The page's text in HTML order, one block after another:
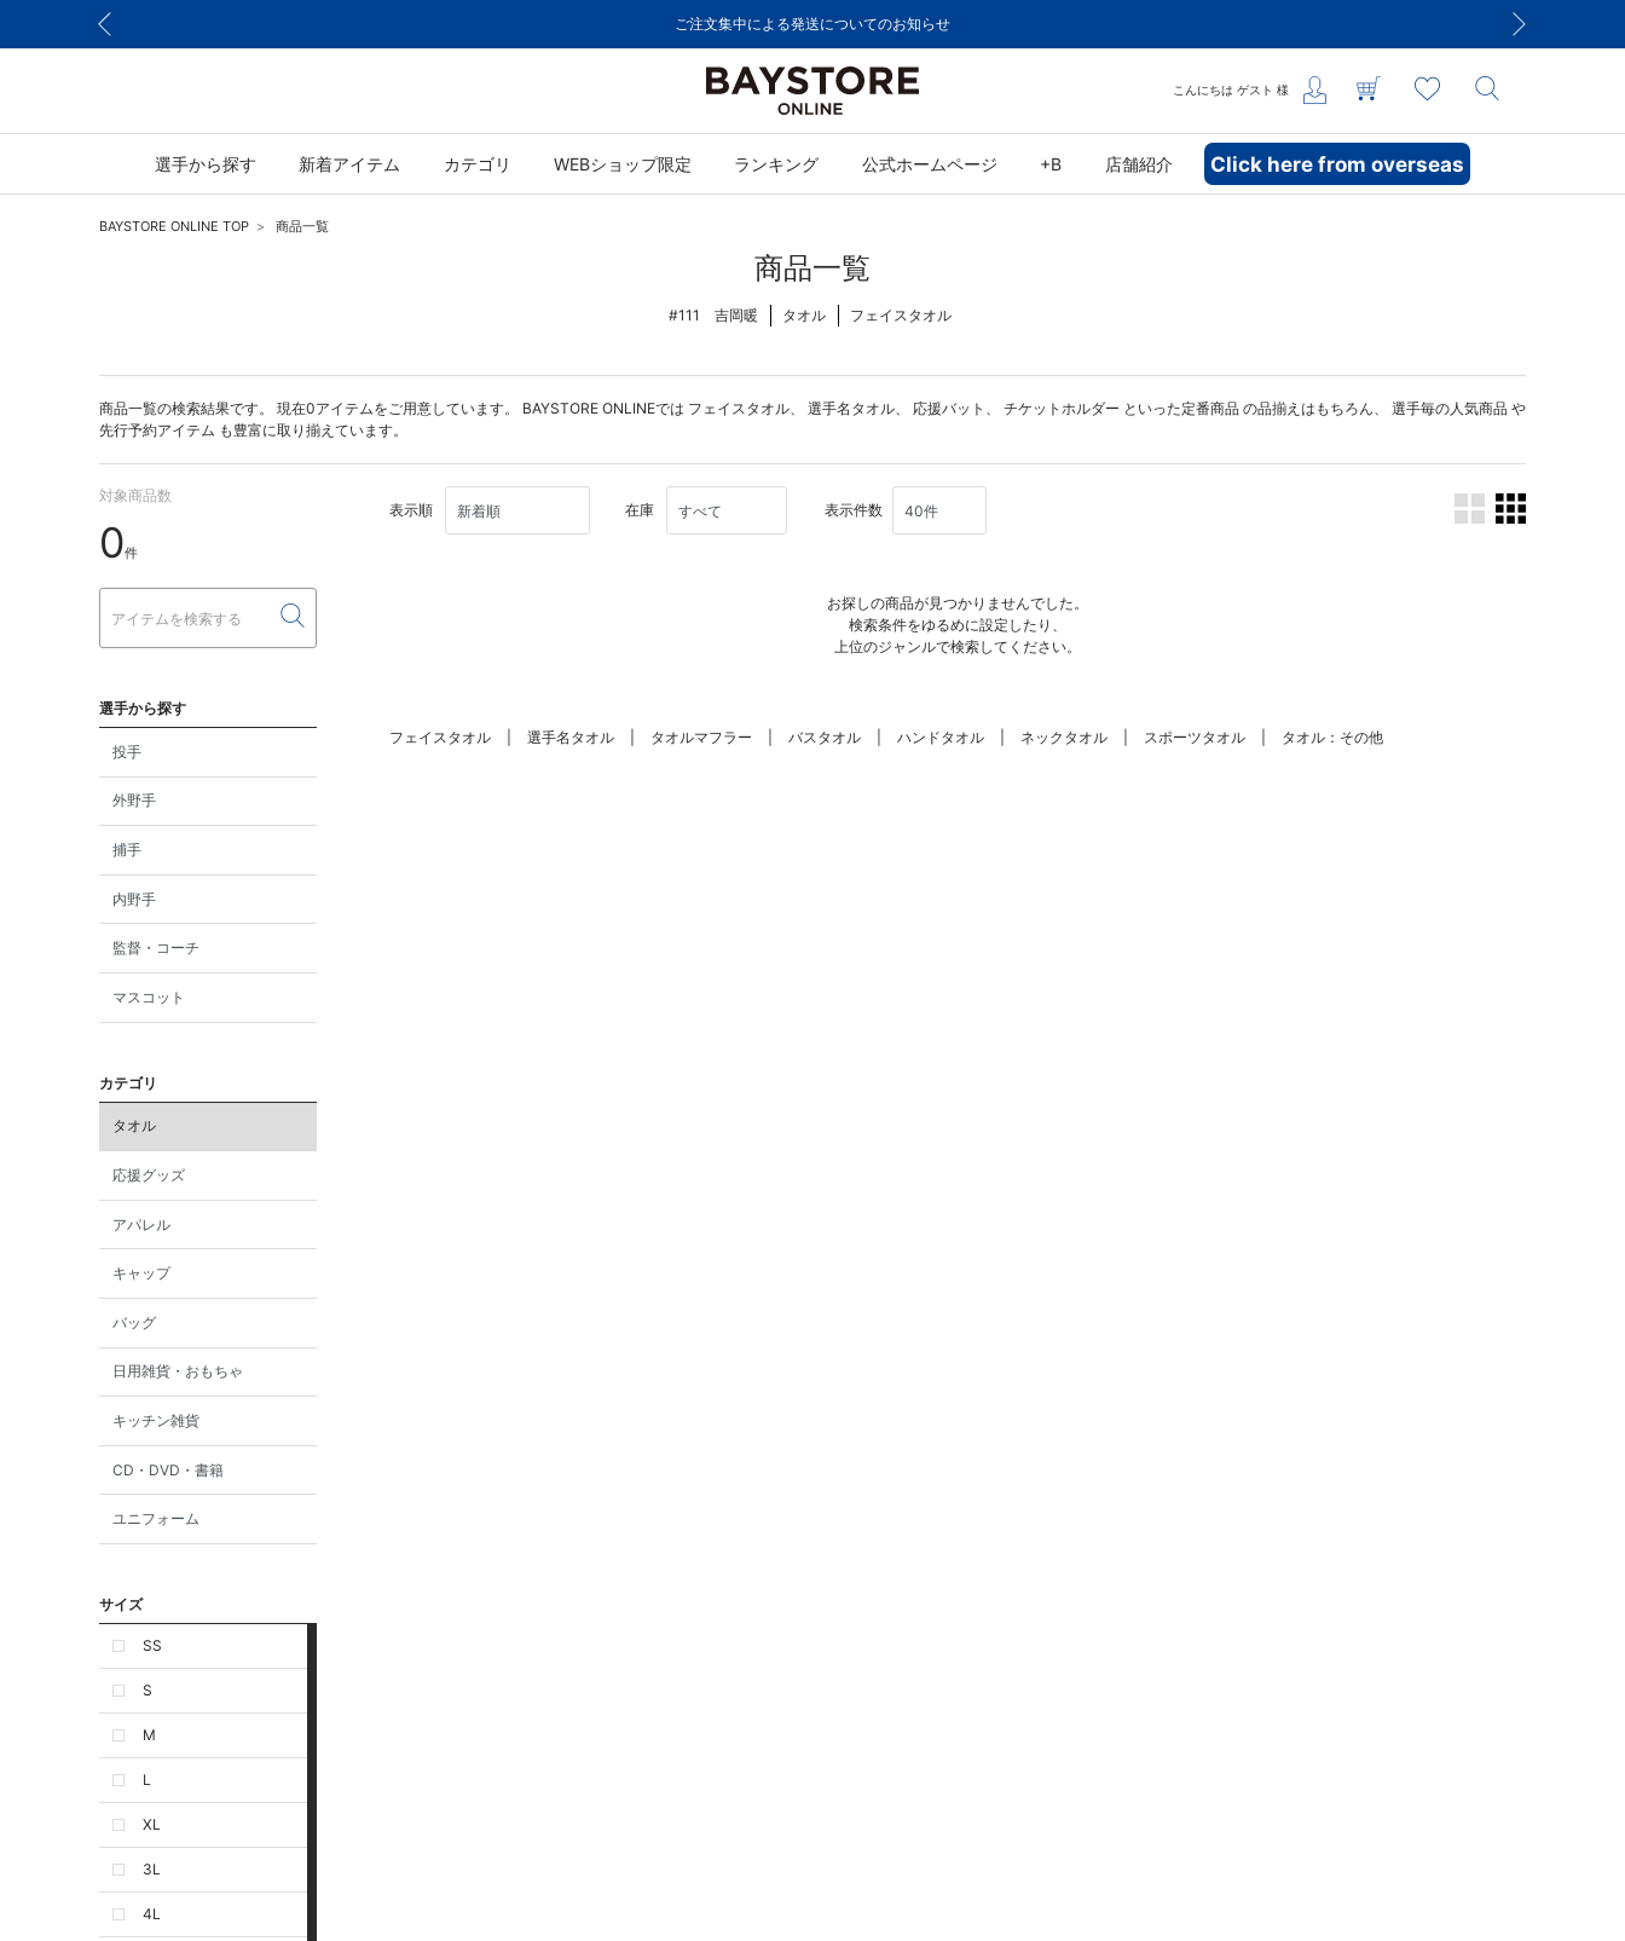
ご注文集中による発送についてのお知らせ
こんにちは ゲスト 様
選手から探す 新着アイテム カテゴリ WEBショップ限定 ランキング 公式ホームページ +B 店舗紹介 Click here from overseas
BAYSTORE ONLINE TOP 商品一覧
商品一覧
#111 吉岡暖 タオル フェイスタオル
商品一覧の検索結果です。 現在0アイテムをご用意しています。 BAYSTORE ONLINEでは フェイスタオル、 選手名タオル、 応援バット 、 チケットホルダー といった定番商品 の品揃えはもちろん、 選手毎の人気商品 や
先行予約アイテム も豊富に取り揃えています。
対象商品数
0件
選手から探す
投手
外野手
捕手
内野手
監督・コーチ
マスコット
カテゴリ
タオル
応援グッズ
アパレル
キャップ
バッグ
日用雑貨・おもちゃ
キッチン雑貨
CD・DVD・書籍
ユニフォーム
サイズ
SS
S
M
L
XL
3L
4L
表示順 在庫 表示件数
お探しの商品が見つかりませんでした。
検索条件をゆるめに設定したり、
上位のジャンルで検索してください。
フェイスタオル 選手名タオル タオルマフラー バスタオル ハンドタオル ネックタオル スポーツタオル タオル：その他